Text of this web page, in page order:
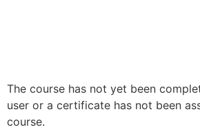
The course has not yet been
user or a certificate has not been
course.